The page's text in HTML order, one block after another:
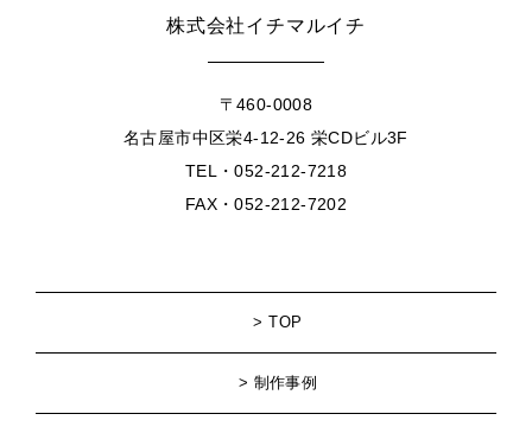
株式会社イチマルイチ
〒460-0008
名古屋市中区栄4-12-26 栄CDビル3F
TEL・052-212-7218
FAX・052-212-7202
TOP
制作事例